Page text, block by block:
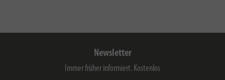
Newsletter
Immer früher informiert. Kostenlos